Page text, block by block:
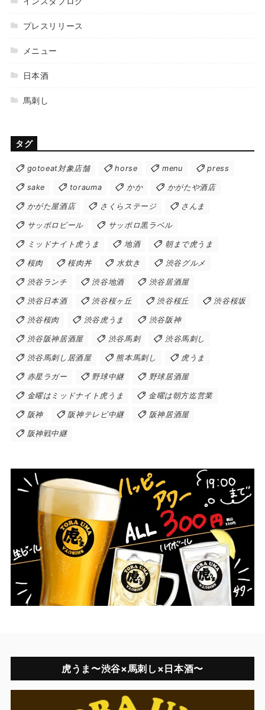
プレスリリース
メニュー
日本酒
馬刺し
タグ
gotoeat対象店舗 horse menu press
sake torauma かか かがたや酒店
かがた屋酒店 さくらステージ さんま
サッポロビール サッポロ黒ラベル
ミッドナイト虎うま 地酒 朝まで虎うま
桜肉 桜肉丼 水炊き 渋谷グルメ
渋谷ランチ 渋谷地酒 渋谷居酒屋
渋谷日本酒 渋谷桜ヶ丘 渋谷桜丘 渋谷桜坂
渋谷桜肉 渋谷虎うま 渋谷阪神
渋谷阪神居酒屋 渋谷馬刺 渋谷馬刺し
渋谷馬刺し居酒屋 熊本馬刺し 虎うま
赤星ラガー 野球中継 野球居酒屋
金曜はミッドナイト虎うま 金曜は朝方迄営業
阪神 阪神テレビ中継 阪神居酒屋
阪神戦中継
虎うま〜渋谷×馬刺し×日本酒〜